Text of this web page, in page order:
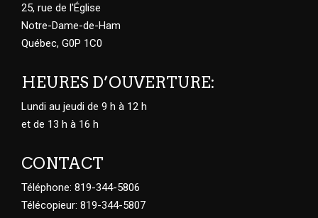
25, rue de l'Église
Notre-Dame-de-Ham
Québec, G0P 1C0
HEURES D’OUVERTURE:
Lundi au jeudi de 9 h à 12 h
et de 13 h à 16 h
CONTACT
Téléphone: 819-344-5806
Télécopieur: 819-344-5807